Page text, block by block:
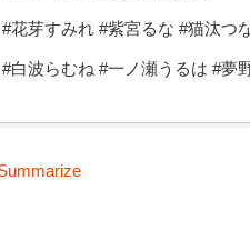
花芽すみれ #紫宮るな #猫汰
白波らむね #一ノ瀬うるは #